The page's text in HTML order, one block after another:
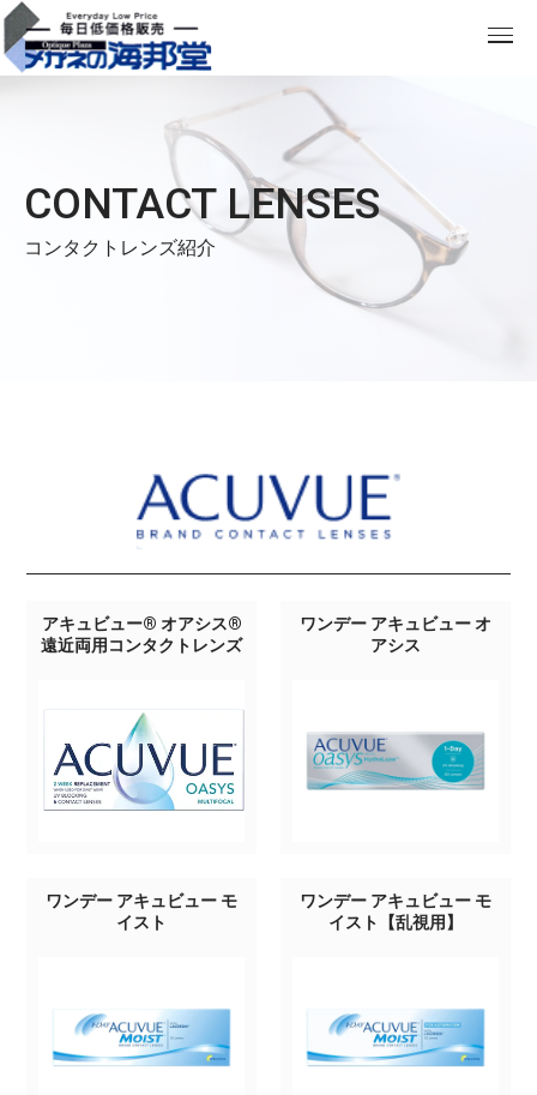
CONTACT LENSES
コンタクトレンズ紹介
アキュビュー® オアシス®
遠近両用コンタクトレンズ
ワンデー アキュビュー オ
アシス
ワンデー アキュビュー モ
イスト
ワンデー アキュビュー モ
イスト【乱視用】